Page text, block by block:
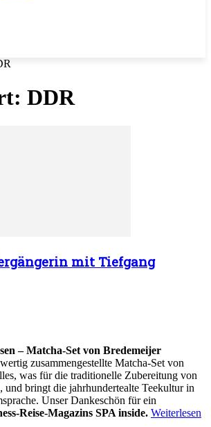
DDR
mit Tiefgang
– Matcha-Set von Bredemeijer
zusammengestellte Matcha-Set von
was für die traditionelle Zubereitung von
bringt die jahrhundertealte Teekultur in
Unser Dankeschön für ein
Reise-Magazins SPA inside. Weiterlesen